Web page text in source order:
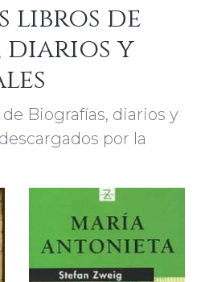
libros de
diarios y
Biografías, diarios y
por la